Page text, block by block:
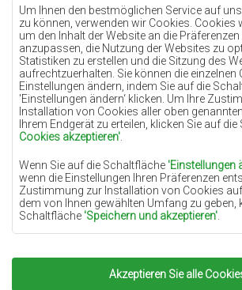
Um Ihnen den bestmöglichen Service auf
zu können, verwenden wir Cookies. Cookies
um den Inhalt der Website an die
anzupassen, die Nutzung der Websites zu
Statistiken zu erstellen und die Sitzung des
aufrechtzuerhalten. Sie können die einzelnen
Einstellungen ändern, indem Sie auf die
'Einstellungen ändern‘ klicken. Um Ihre
Installation von Cookies aller oben
Ihrem Endgerät zu erteilen, klicken Sie auf
Cookies akzeptieren'
Wenn Sie auf die Schaltfläche 'Einstellungen
wenn die Einstellungen Ihren Präferenzen
Zustimmung zur Installation von Cookies
dem von Ihnen gewählten Umfang zu geben,
Schaltfläche 'Speichern und akzeptieren'
Grundlage für die Verarbeitung das
Datenverwalters (TEPPICHECHEMEX) oder
Bereitstellung qualitativ hochwertiger Dienste
Akzeptieren Sie alle
Teppiche Lilac
Teppiche Gelb
Teppiche Pfefferminz
Teppiche Blau
Teppiche Orange
Teppiche Rosa
Teppiche Terrakotte
Teppiche Grün
Teppiche Golden
Copyright 2022Teppiche